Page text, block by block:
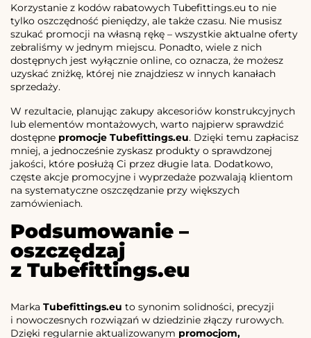
Korzystanie z kodów rabatowych Tubefittings.eu to nie
tylko oszczędność pieniędzy, ale także czasu. Nie musisz
szukać promocji na własną rękę – wszystkie aktualne oferty
zebraliśmy w jednym miejscu. Ponadto, wiele z nich
dostępnych jest wyłącznie online, co oznacza, że możesz
uzyskać zniżkę, której nie znajdziesz w innych kanałach
sprzedaży.
W rezultacie, planując zakupy akcesoriów konstrukcyjnych
lub elementów montażowych, warto najpierw sprawdzić
dostępne promocje Tubefittings.eu. Dzięki temu zapłacisz
mniej, a jednocześnie zyskasz produkty o sprawdzonej
jakości, które posłużą Ci przez długie lata. Dodatkowo,
częste akcje promocyjne i wyprzedaże pozwalają klientom
na systematyczne oszczędzanie przy większych
zamówieniach.
Podsumowanie –
oszczędzaj
z Tubefittings.eu
Marka Tubefittings.eu to synonim solidności, precyzji
i nowoczesnych rozwiązań w dziedzinie złączy rurowych.
Dzięki regularnie aktualizowanym promocjom,